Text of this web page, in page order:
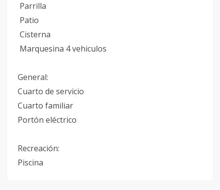
Parrilla
Patio
Cisterna
Marquesina 4 vehiculos
General:
Cuarto de servicio
Cuarto familiar
Portón eléctrico
Recreación:
Piscina